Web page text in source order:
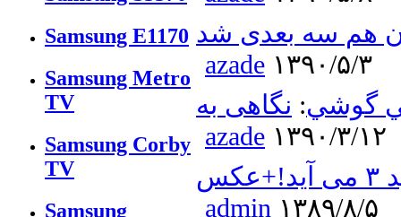
Samsung E1170
Samsung Metro
TV
Samsung Corby
TV
Samsung
هم سه بعدی شد
azade ۱۳۹۰/۵/۳
گوشي:
azade ۱۳۹۰/۳/۱۲
admin ۱۳۸۹/۸/۵